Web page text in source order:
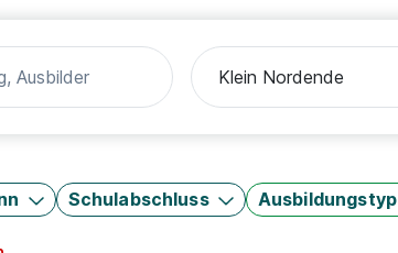
Schulabschluss Ausbildungstyp